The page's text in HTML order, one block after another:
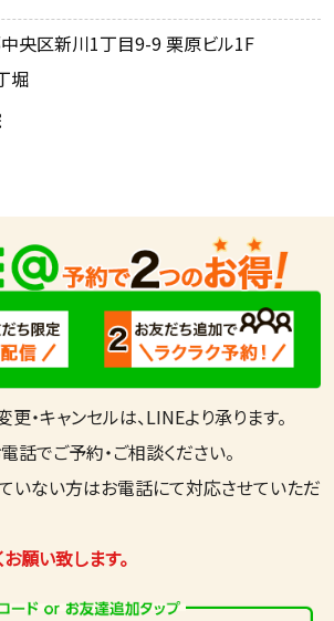
央区新川1丁目9-9 栗原ビル1F
堀
・キャンセルは、LINEより承ります。
話でご予約・ご相談ください。
いない方はお電話にて対応させていただ
願い致します。